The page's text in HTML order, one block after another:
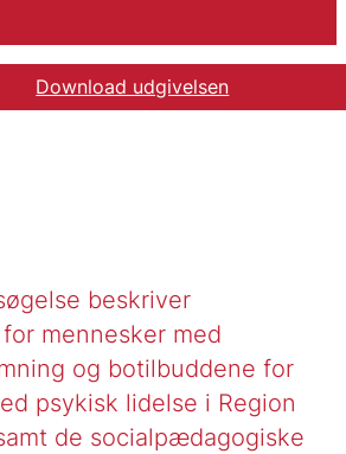
Download udgivelsen
beskriver
mennesker med
og botilbuddene for
psykisk lidelse i Region
de socialpædagogiske